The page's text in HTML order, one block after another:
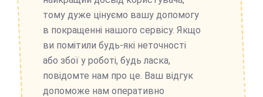
тому дуже цінуємо вашу допомогу
в покращенні нашого сервісу. Якщо
ви помітили будь-які неточності
або збої у роботі, будь ласка,
повідомте нам про це. Ваш відгук
допоможе нам оперативно